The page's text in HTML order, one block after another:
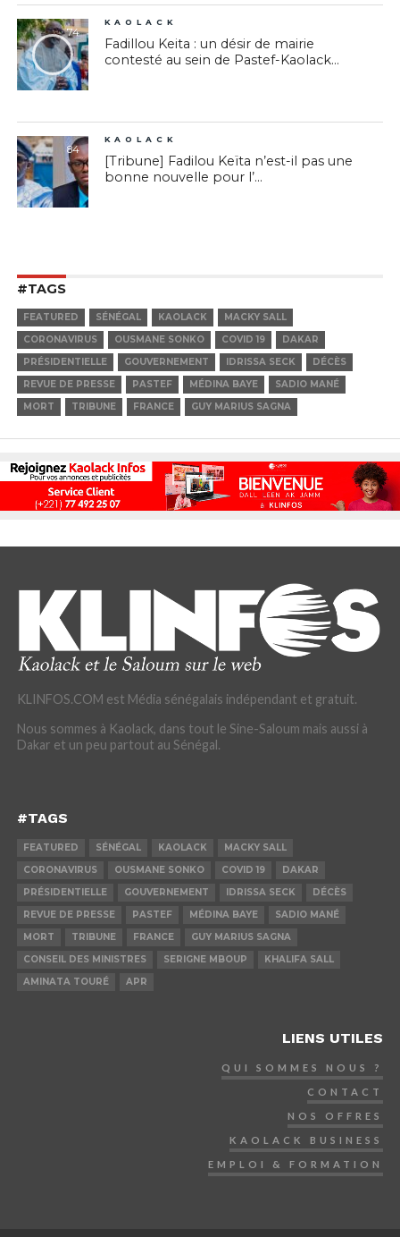
74
KAOLACK
Fadillou Keita : un désir de mairie
contesté au sein de Pastef-Kaolack...
84
KAOLACK
[Tribune] Fadilou Keïta n’est-il pas une
bonne nouvelle pour l’...
#TAGS
FEATURED SÉNÉGAL KAOLACK
MACKY SALL
CORONAVIRUS
OUSMANE SONKO COVID 19
DAKAR
PRÉSIDENTIELLE
GOUVERNEMENT IDRISSA SECK
DÉCÈS
REVUE DE PRESSE
PASTEF MÉDINA BAYE
SADIO MANÉ
MORT
TRIBUNE FRANCE GUY MARIUS SAGNA
KLINFOS.COM est Média sénégalais indépendant et gratuit.
Nous sommes à Kaolack, dans tout le Sine-Saloum mais aussi à
Dakar et un peu partout au Sénégal.
#TAGS
FEATURED SÉNÉGAL KAOLACK
MACKY SALL
CORONAVIRUS
OUSMANE SONKO COVID 19
DAKAR
PRÉSIDENTIELLE
GOUVERNEMENT IDRISSA SECK
DÉCÈS
REVUE DE PRESSE
PASTEF MÉDINA BAYE
SADIO MANÉ
MORT
TRIBUNE FRANCE
GUY MARIUS SAGNA
CONSEIL DES MINISTRES
SERIGNE MBOUP
KHALIFA SALL
AMINATA TOURÉ
APR
LIENS UTILES
QUI SOMMES NOUS ?
CONTACT
NOS OFFRES
KAOLACK BUSINESS
EMPLOI & FORMATION